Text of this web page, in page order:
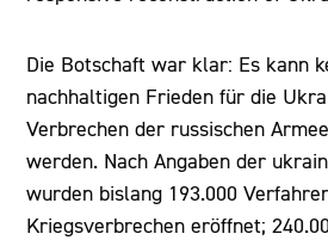
Die Botschaft war klar: Es kann
nachhaltigen Frieden für die
Verbrechen der russischen
werden. Nach Angaben der
wurden bislang 193.000
Kriegsverbrechen eröffnet;